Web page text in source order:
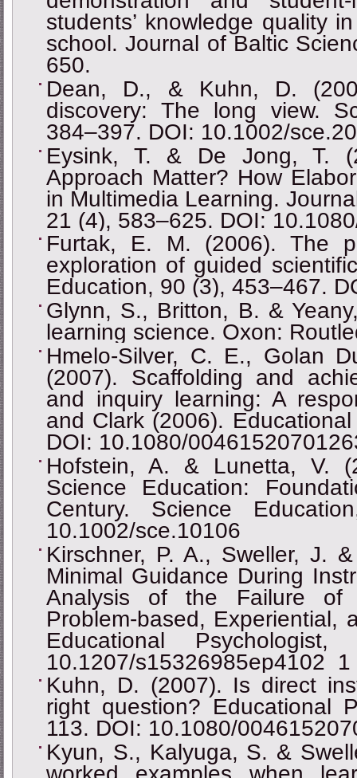
students’ knowledge quality
school. Journal of Baltic
650.
Dean, D., & Kuhn, D.
discovery: The long view.
384–397. DOI: 10.1002/
Eysink, T. & De Jong, T.
Approach Matter? How
in Multimedia Learning.
21 (4), 583–625. DOI:
Furtak, E. M. (2006). The
exploration of guided
Education, 90 (3), 453–467.
Glynn, S., Britton, B. &
learning science. Oxon:
Hmelo-Silver, C. E., Golan
(2007). Scaffolding and
and inquiry learning: A
and Clark (2006).
DOI: 10.1080/
Hofstein, A. & Lunetta, V.
Science Education:
Century. Science
10.1002/sce.10106
Kirschner, P. A., Sweller, J.
Minimal Guidance During
Analysis of the Failure of
Problem-based, Experiential,
Educational
10.1207/s15326985ep4102_1
Kuhn, D. (2007). Is direct
right question? Educational
113. DOI: 10.1080/
Kyun, S., Kalyuga, S. &